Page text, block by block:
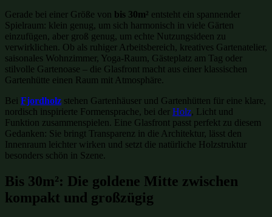
Gerade bei einer Größe von bis 30m² entsteht ein spannender
Spielraum: klein genug, um sich harmonisch in viele Gärten
einzufügen, aber groß genug, um echte Nutzungsideen zu
verwirklichen. Ob als ruhiger Arbeitsbereich, kreatives Gartenatelier,
saisonales Wohnzimmer, Yoga-Raum, Gästeplatz am Tag oder
stilvolle Gartenoase – die Glasfront macht aus einer klassischen
Gartenhütte einen Raum mit Atmosphäre.
Bei Fjordholz stehen Gartenhäuser und Gartenhütten für eine klare,
nordisch inspirierte Formensprache, bei der Holz, Licht und
Funktion zusammenspielen. Eine Glasfront passt perfekt zu diesem
Gedanken: Sie bringt Transparenz in die Architektur, lässt den
Innenraum leichter wirken und setzt die natürliche Holzstruktur
besonders schön in Szene.
Bis 30m²: Die goldene Mitte zwischen
kompakt und großzügig